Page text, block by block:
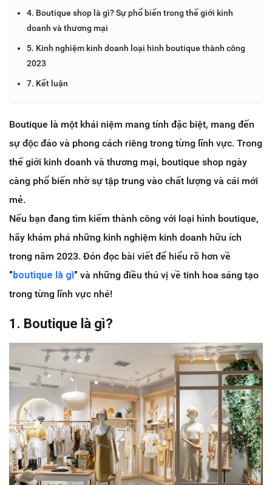
4. Boutique shop là gì? Sự phổ biến trong thế giới kinh
doanh và thương mại
5. Kinh nghiệm kinh doanh loại hình boutique thành công
2023
7. Kết luận
Boutique là một khái niệm mang tính đặc biệt, mang đến
sự độc đáo và phong cách riêng trong từng lĩnh vực. Trong
thế giới kinh doanh và thương mại, boutique shop ngày
càng phổ biến nhờ sự tập trung vào chất lượng và cái mới
mẻ.
Nếu bạn đang tìm kiếm thành công với loại hình boutique,
hãy khám phá những kinh nghiệm kinh doanh hữu ích
trong năm 2023. Đón đọc bài viết để hiểu rõ hơn về
"boutique là gì" và những điều thú vị về tinh hoa sáng tạo
trong từng lĩnh vực nhé!
1. Boutique là gì?